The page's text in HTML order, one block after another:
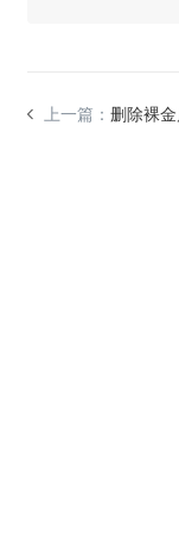
上一篇： 删除裸